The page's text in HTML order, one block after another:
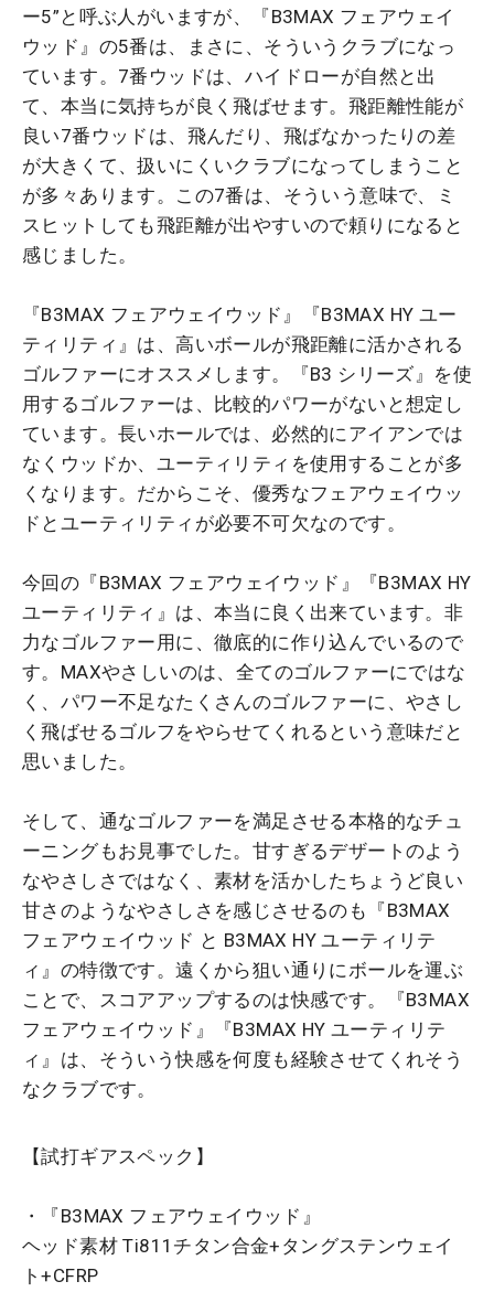
ー5”と呼ぶ人がいますが、『B3MAX フェアウェイ
ウッド』の5番は、まさに、そういうクラブになっ
ています。7番ウッドは、ハイドローが自然と出
て、本当に気持ちが良く飛ばせます。飛距離性能が
良い7番ウッドは、飛んだり、飛ばなかったりの差
が大きくて、扱いにくいクラブになってしまうこと
が多々あります。この7番は、そういう意味で、ミ
スヒットしても飛距離が出やすいので頼りになると
感じました。
『B3MAX フェアウェイウッド』『B3MAX HY ユー
ティリティ』は、高いボールが飛距離に活かされる
ゴルファーにオススメします。『B3 シリーズ』を使
用するゴルファーは、比較的パワーがないと想定し
ています。長いホールでは、必然的にアイアンでは
なくウッドか、ユーティリティを使用することが多
くなります。だからこそ、優秀なフェアウェイウッ
ドとユーティリティが必要不可欠なのです。
今回の『B3MAX フェアウェイウッド』『B3MAX HY
ユーティリティ』は、本当に良く出来ています。非
力なゴルファー用に、徹底的に作り込んでいるので
す。MAXやさしいのは、全てのゴルファーにではな
く、パワー不足なたくさんのゴルファーに、やさし
く飛ばせるゴルフをやらせてくれるという意味だと
思いました。
そして、通なゴルファーを満足させる本格的なチュ
ーニングもお見事でした。甘すぎるデザートのよう
なやさしさではなく、素材を活かしたちょうど良い
甘さのようなやさしさを感じさせるのも『B3MAX
フェアウェイウッド と B3MAX HY ユーティリテ
ィ』の特徴です。遠くから狙い通りにボールを運ぶ
ことで、スコアアップするのは快感です。『B3MAX
フェアウェイウッド』『B3MAX HY ユーティリテ
ィ』は、そういう快感を何度も経験させてくれそう
なクラブです。
【試打ギアスペック】
・『B3MAX フェアウェイウッド』
ヘッド素材 Ti811チタン合金+タングステンウェイ
ト+CFRP